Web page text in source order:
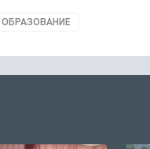
ОБРАЗОВАНИЕ